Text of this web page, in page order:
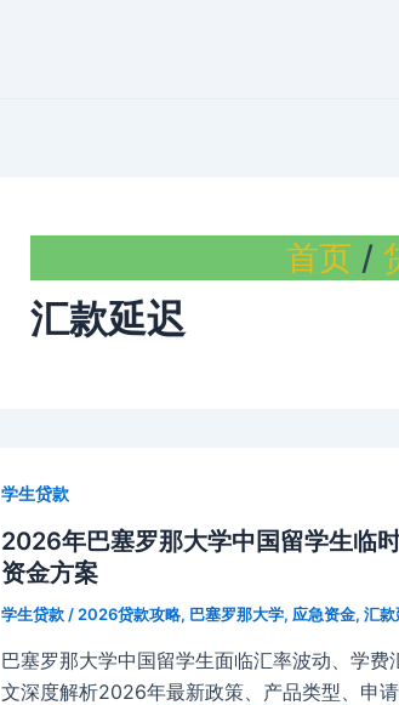
首页
汇款延迟
学生贷款
2026年巴塞罗那大学中国留学生临
资金方案
学生贷款 / 2026贷款攻略, 巴塞罗那大学, 应急资金, 汇款
巴塞罗那大学中国留学生面临汇率波动、学
文深度解析2026年最新政策、产品类型、申